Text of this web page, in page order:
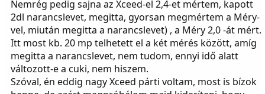
Nemrég pedig sajna az Xceed-el 2,4-et mértem, kapott
2dl narancslevet, megitta, gyorsan megmértem a Méry-
vel, miután megitta a narancslevet) , a Méry 2,0 -át mért.
Itt most kb. 20 mp telhetett el a két mérés között, amíg
megitta a narancslevet, nem tudom, ennyi idő alatt
változott-e a cuki, nem hiszem.
Szóval, én eddig nagy Xceed párti voltam, most is bízok